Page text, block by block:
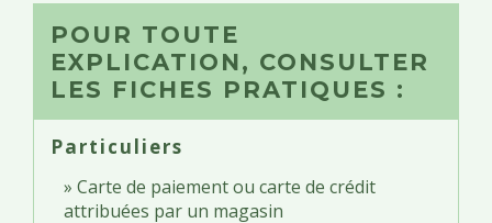
POUR TOUTE
EXPLICATION, CONSULTER
LES FICHES PRATIQUES :
Particuliers
Carte de paiement ou carte de crédit
attribuées par un magasin